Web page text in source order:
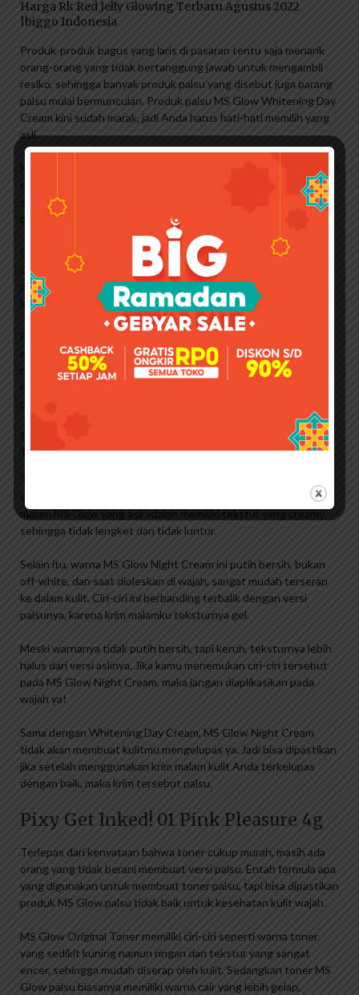
Harga Rk Red Jelly Glowing Terbaru Agustus 2022
|biggo Indonesia
Produk-produk bagus yang laris di pasaran tentu saja menarik
orang-orang yang tidak bertanggung jawab untuk mengambil
resiko, sehingga banyak produk palsu yang disebut juga barang
palsu mulai bermunculan. Produk palsu MS Glow Whitening Day
Cream kini sudah marak, jadi Anda harus hati-hati memilih yang
asli.
MS Glow Original Day Cream memiliki tekstur yang padat namun
saat diambil dengan tangan cukup halus. Untuk wanginya, sama
sekali tidak menyengat. Nah, sedangkan produk palsu yang
beredar di pasaran teksturnya sangat encer.
Selain itu, krimnya mengembang dan warnanya lebih mencolok
dibanding produk aslinya. Aromanya sangat berbeda dengan
produk aslinya, bahkan lebih pedas dan tidak nyaman untuk
indra.
Perlu anda ketahui bahwa MS Glow Whitening Day Cream tidak
akan membuat kulit anda banyak yang rontok, jadi jika anda
menggunakan produk yang berlabel MS Glow tetapi kulit anda
memang banyak yang rontok, bisa dipastikan produk tersebut
palsu.
Bahaya Wajah Rusak! Kosmetik Nrl Paket Ekonomis
Tidak Memiliki Ijin Bpom
Tidak hanya krim siang pemutih, krim malam palsu juga banyak
sehingga Anda perlu berhati-hati saat membelinya. Ciri-ciri krim
malam MS Glow yang asli adalah memiliki tekstur yang creamy
sehingga tidak lengket dan tidak luntur.
Selain itu, warna MS Glow Night Cream ini putih bersih, bukan
off-white, dan saat dioleskan di wajah, sangat mudah terserap
ke dalam kulit. Ciri-ciri ini berbanding terbalik dengan versi
palsunya, karena krim malamku teksturnya gel.
Meski warnanya tidak putih bersih, tapi keruh, teksturnya lebih
halus dari versi aslinya. Jika kamu menemukan ciri-ciri tersebut
pada MS Glow Night Cream, maka jangan diaplikasikan pada
wajah ya!
Sama dengan Whitening Day Cream, MS Glow Night Cream
tidak akan membuat kulitmu mengelupas ya. Jadi bisa dipastikan
jika setelah menggunakan krim malam kulit Anda terkelupas
dengan baik, maka krim tersebut palsu.
Pixy Get Inked! 01 Pink Pleasure 4g
Terlepas dari kenyataan bahwa toner cukup murah, masih ada
orang yang tidak berani membuat versi palsu. Entah formula apa
yang digunakan untuk membuat toner palsu, tapi bisa dipastikan
produk MS Glow palsu tidak baik untuk kesehatan kulit wajah.
MS Glow Original Toner memiliki ciri-ciri seperti warna toner
yang sedikit kuning namun ringan dan tekstur yang sangat
encer, sehingga mudah diserap oleh kulit. Sedangkan toner MS
Glow palsu biasanya memiliki warna cair yang lebih gelap,